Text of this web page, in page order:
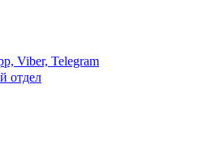
Viber, Telegram
отдел